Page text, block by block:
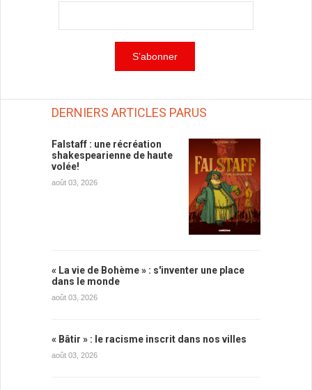
DERNIERS ARTICLES PARUS
Falstaff : une récréation
shakespearienne de haute
volée!
août 03, 2026
« La vie de Bohème » : s'inventer une place
dans le monde
août 03, 2026
« Bâtir » : le racisme inscrit dans nos villes
août 03, 2026